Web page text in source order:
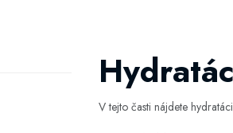
V tejto časti nájdete